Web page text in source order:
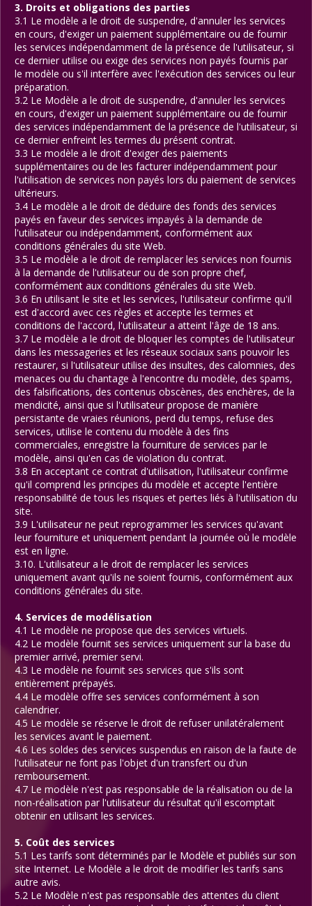
3. Droits et obligations des parties
3.1 Le modèle a le droit de suspendre, d'annuler les services
en cours, d'exiger un paiement supplémentaire ou de fournir
les services indépendamment de la présence de l'utilisateur, si
ce dernier utilise ou exige des services non payés fournis par
le modèle ou s'il interfère avec l'exécution des services ou leur
préparation.
3.2 Le Modèle a le droit de suspendre, d'annuler les services
en cours, d'exiger un paiement supplémentaire ou de fournir
des services indépendamment de la présence de l'utilisateur, si
ce dernier enfreint les termes du présent contrat.
3.3 Le modèle a le droit d'exiger des paiements
supplémentaires ou de les facturer indépendamment pour
l'utilisation de services non payés lors du paiement de services
ultérieurs.
3.4 Le modèle a le droit de déduire des fonds des services
payés en faveur des services impayés à la demande de
l'utilisateur ou indépendamment, conformément aux
conditions générales du site Web.
3.5 Le modèle a le droit de remplacer les services non fournis
à la demande de l'utilisateur ou de son propre chef,
conformément aux conditions générales du site Web.
3.6 En utilisant le site et les services, l'utilisateur confirme qu'il
est d'accord avec ces règles et accepte les termes et
conditions de l'accord, l'utilisateur a atteint l'âge de 18 ans.
3.7 Le modèle a le droit de bloquer les comptes de l'utilisateur
dans les messageries et les réseaux sociaux sans pouvoir les
restaurer, si l'utilisateur utilise des insultes, des calomnies, des
menaces ou du chantage à l'encontre du modèle, des spams,
des falsifications, des contenus obscènes, des enchères, de la
mendicité, ainsi que si l'utilisateur propose de manière
persistante de vraies réunions, perd du temps, refuse des
services, utilise le contenu du modèle à des fins
commerciales, enregistre la fourniture de services par le
modèle, ainsi qu'en cas de violation du contrat.
3.8 En acceptant ce contrat d'utilisation, l'utilisateur confirme
qu'il comprend les principes du modèle et accepte l'entière
responsabilité de tous les risques et pertes liés à l'utilisation du
site.
3.9 L'utilisateur ne peut reprogrammer les services qu'avant
leur fourniture et uniquement pendant la journée où le modèle
est en ligne.
3.10. L'utilisateur a le droit de remplacer les services
uniquement avant qu'ils ne soient fournis, conformément aux
conditions générales du site.
4. Services de modélisation
4.1 Le modèle ne propose que des services virtuels.
4.2 Le modèle fournit ses services uniquement sur la base du
premier arrivé, premier servi.
4.3 Le modèle ne fournit ses services que s'ils sont
entièrement prépayés.
4.4 Le modèle offre ses services conformément à son
calendrier.
4.5 Le modèle se réserve le droit de refuser unilatéralement
les services avant le paiement.
4.6 Les soldes des services suspendus en raison de la faute de
l'utilisateur ne font pas l'objet d'un transfert ou d'un
remboursement.
4.7 Le modèle n'est pas responsable de la réalisation ou de la
non-réalisation par l'utilisateur du résultat qu'il escomptait
obtenir en utilisant les services.
5. Coût des services
5.1 Les tarifs sont déterminés par le Modèle et publiés sur son
site Internet. Le Modèle a le droit de modifier les tarifs sans
autre avis.
5.2 Le Modèle n'est pas responsable des attentes du client